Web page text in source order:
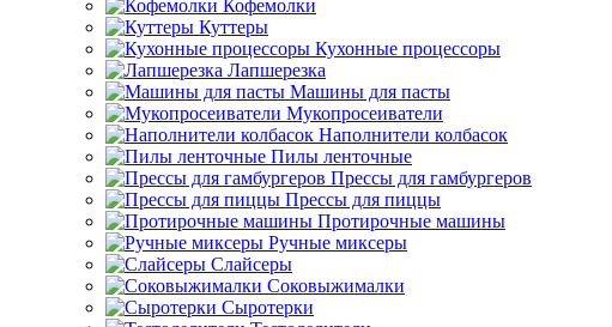
Кофемолки
Куттеры
Кухонные процессоры
Лапшерезка
Машины для пасты
Мукопросеиватели
Наполнители колбасок
Пилы ленточные
Прессы для гамбургеров
Прессы для пиццы
Протирочные машины
Ручные миксеры
Слайсеры
Соковыжималки
Сыротерки